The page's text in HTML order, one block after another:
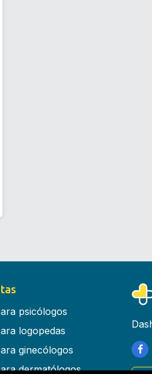
psicólogos
logopedas
ginecólogos
dermatólogos